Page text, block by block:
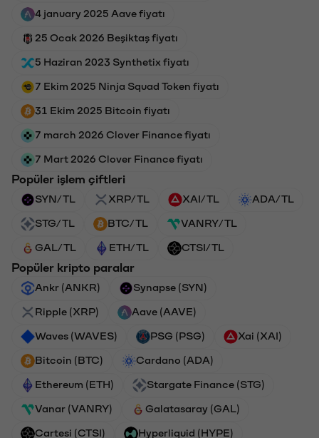
4 january 2025 Aave fiyatı
25 Ocak 2026 Beşiktaş fiyatı
5 Haziran 2023 Synthetix fiyatı
7 Ekim 2025 Ninja Squad Token fiyatı
31 Ekim 2025 Bitcoin fiyatı
7 march 2026 Clover Finance fiyatı
7 Mart 2026 Clover Finance fiyatı
Popüler işlem çiftleri
SYN/TL XRP/TL XAI/TL ADA/TL
STG/TL BTC/TL VANRY/TL
GAL/TL ETH/TL CTSI/TL
Popüler kripto paralar
Ankr (ANKR) Synapse (SYN)
Ripple (XRP) Aave (AAVE)
Waves (WAVES) PSG (PSG) Xai (XAI)
Bitcoin (BTC) Cardano (ADA)
Ethereum (ETH) Stargate Finance (STG)
Vanar (VANRY) Galatasaray (GAL)
Cartesi (CTSI) Hyperliquid (HYPE)